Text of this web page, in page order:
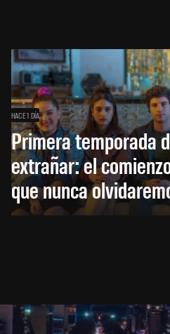
HACE 1 DÍA
Primera temporada
extrañar: el
que nunca